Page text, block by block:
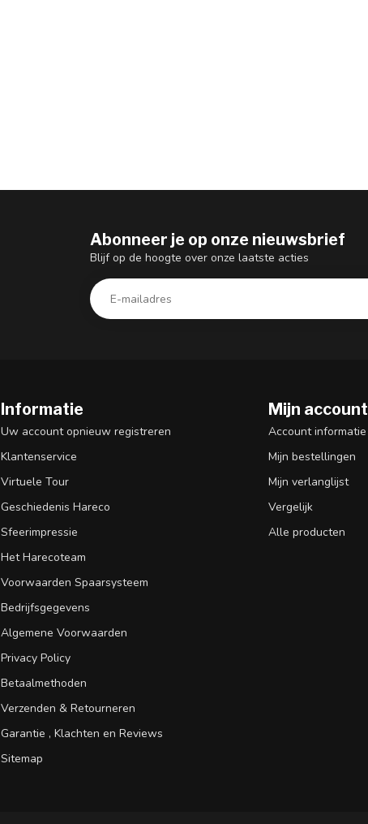
Abonneer je op onze nieuwsbrief
Blijf op de hoogte over onze laatste acties
Informatie
Uw account opnieuw registreren
Klantenservice
Virtuele Tour
Geschiedenis Hareco
Sfeerimpressie
Het Harecoteam
Voorwaarden Spaarsysteem
Bedrijfsgegevens
Algemene Voorwaarden
Privacy Policy
Betaalmethoden
Verzenden & Retourneren
Garantie , Klachten en Reviews
Sitemap
Mijn account
Account informatie
Mijn bestellingen
Mijn verlanglijst
Vergelijk
Alle producten